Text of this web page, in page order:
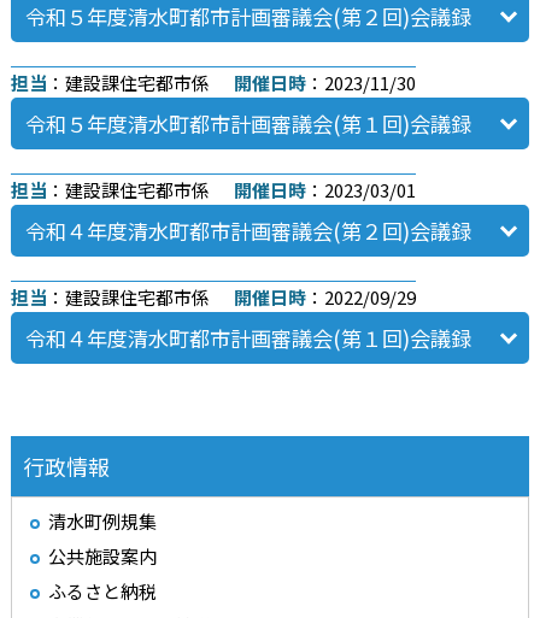
行政情報
清水町例規集
公共施設案内
ふるさと納税
令和５年度清水町都市計画審議会(第２回)会議録
担当 ：建設課住宅都市係 開催日時：2023/11/30
令和５年度清水町都市計画審議会(第１回)会議録
担当 ：建設課住宅都市係 開催日時：2023/03/01
令和４年度清水町都市計画審議会(第２回)会議録
担当 ：建設課住宅都市係 開催日時：2022/09/29
令和４年度清水町都市計画審議会(第１回)会議録